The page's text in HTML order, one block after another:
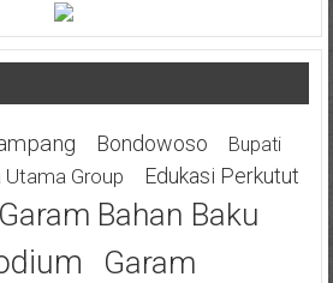
Bondowoso
Bupati
Utama Group Edukasi Perkutut
Garam Bahan Baku
Garam